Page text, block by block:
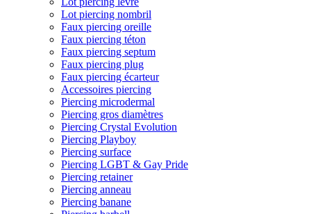
Lot piercing nombril
Faux piercing oreille
Faux piercing téton
Faux piercing septum
Faux piercing plug
Faux piercing écarteur
Accessoires piercing
Piercing microdermal
Piercing gros diamètres
Piercing Crystal Evolution
Piercing Playboy
Piercing surface
Piercing LGBT & Gay Pride
Piercing retainer
Piercing anneau
Piercing banane